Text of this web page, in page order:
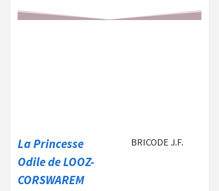
La Princesse
Odile de LOOZ-
CORSWAREM
BRICODE J.F.